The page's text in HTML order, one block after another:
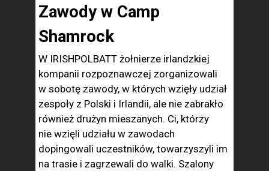
Zawody w Camp
Shamrock
W IRISHPOLBATT żołnierze irlandzkiej
kompanii rozpoznawczej zorganizowali
w sobotę zawody, w których wzięły udział
zespoły z Polski i Irlandii, ale nie zabrakło
również drużyn mieszanych. Ci, którzy
nie wzięli udziału w zawodach
dopingowali uczestników, towarzyszyli im
na trasie i zagrzewali do walki. Szalony